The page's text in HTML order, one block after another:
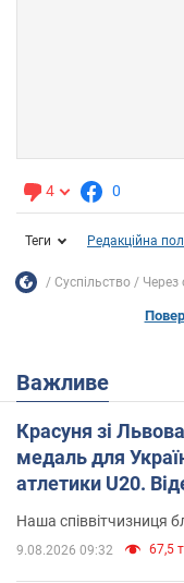
4 0
Теги Редакційна
Суспільство Через
Важливе
Красуня зі
медаль для
атлетики U20.
Наша співвітчизниця
9.08.2026 09:32 67,5